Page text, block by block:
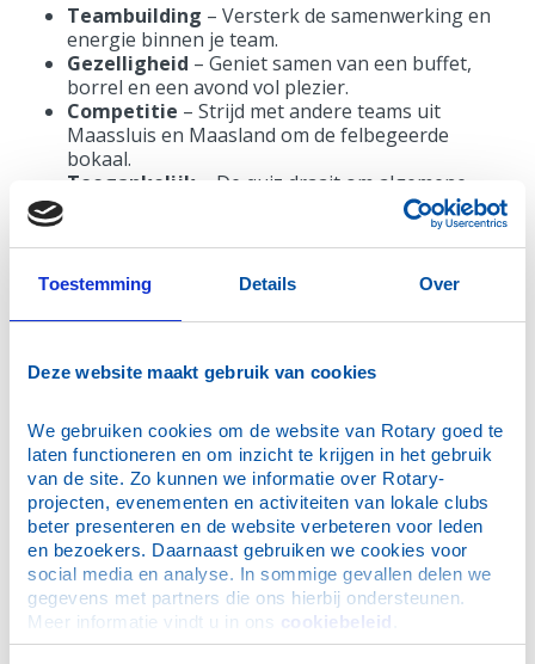
Toestemming Details Over
Deze website maakt gebruik van cookies
We gebruiken cookies om de website van Rotary goed te
laten functioneren en om inzicht te krijgen in het gebruik
van de site. Zo kunnen we informatie over Rotary-
projecten, evenementen en activiteiten van lokale clubs
beter presenteren en de website verbeteren voor leden
en bezoekers. Daarnaast gebruiken we cookies voor
social media en analyse. In sommige gevallen delen we
gegevens met partners die ons hierbij ondersteunen.
Meer informatie vindt u in ons cookiebeleid
Teambuilding – Versterk de samenwerking en
energie binnen je team.
Gezelligheid – Geniet samen van een buffet,
borrel en een avond vol plezier.
Competitie – Strijd met andere teams uit
Maassluis en Maasland om de felbegeerde
bokaal.
Toegankelijk – De quiz draait om algemene
Programma – Trefpunt, Maasland
17:45– Ontvangst met een drankje
18:30– Gezamenlijk buffet
21:30– Prijsuitreiking en afsluitende borrel
Teams van5 personen
€ 495,- per team , inclusief buffet en 3 drankjes
p.p.
Fiscaal aftrekbaar; je ontvangt een factuur
Aanmelden
Schrijf je team in vóór 1 juni 2026viaRobert
Willemse;Robert@RWaccountant.nl